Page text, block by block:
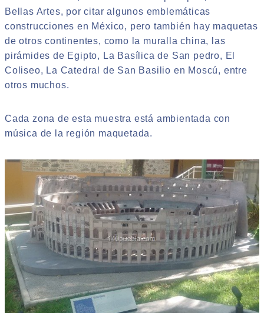
Bellas Artes, por citar algunos emblemáticas
construcciones en México, pero también hay maquetas
de otros continentes, como la muralla china, las
pirámides de Egipto, La Basílica de San pedro, El
Coliseo, La Catedral de San Basilio en Moscú, entre
otros muchos.
Cada zona de esta muestra está ambientada con
música de la región maquetada.